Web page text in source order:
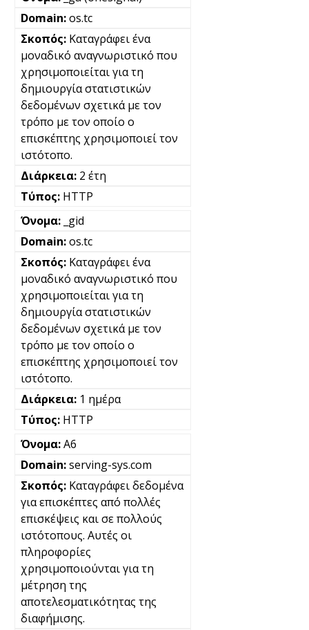
os.tc
Καταγράφει ένα
μοναδικό αναγνωριστικό που
χρησιμοποιείται για τη
δημιουργία στατιστικών
δεδομένων σχετικά με τον
τρόπο με τον οποίο ο
επισκέπτης χρησιμοποιεί τον
ιστότοπο.
2 έτη
HTTP
_gid
os.tc
Καταγράφει ένα
μοναδικό αναγνωριστικό που
χρησιμοποιείται για τη
δημιουργία στατιστικών
δεδομένων σχετικά με τον
τρόπο με τον οποίο ο
επισκέπτης χρησιμοποιεί τον
ιστότοπο.
1 ημέρα
HTTP
A6
serving-sys.com
Καταγράφει δεδομένα
για επισκέπτες από πολλές
επισκέψεις και σε πολλούς
ιστότοπους. Αυτές οι
πληροφορίες
χρησιμοποιούνται για τη
μέτρηση της
αποτελεσματικότητας της
διαφήμισης.